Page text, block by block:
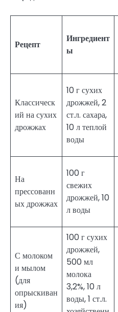
Рецепт
Ингредиент
ы
Классическ
ий на сухих
дрожжах
10 г сухих
дрожжей, 2
ст.л. сахара,
10 л теплой
воды
На
прессованн
ых дрожжах
100 г
свежих
дрожжей, 10
л воды
С молоком
и мылом
(для
опрыскиван
ия)
100 г сухих
дрожжей,
500 мл
молока
3,2%, 10 л
воды, 1 ст.л.